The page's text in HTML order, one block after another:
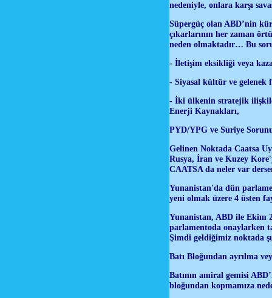
nedeniyle, onlara karşı
Süpergüç olan ABD’nin
çıkarlarının her zaman
neden olmaktadır… Bu
- İletişim eksikliği veya
- Siyasal kültür ve gelenek
- İki ülkenin stratejik
Enerji Kaynakları,
PYD/YPG ve Suriye
Gelinen Noktada Caatsa
Rusya, İran ve Kuzey
CAATSA da neler var
Yunanistan'da dün
yeni olmak üzere 4 üsten
Yunanistan, ABD ile Ekim
parlamentoda onaylarken
Şimdi geldiğimiz noktada
Batı Bloğundan ayrılma
Batının amiral gemisi
bloğundan kopmamıza